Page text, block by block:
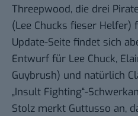
Threepwood, die drei
(Lee Chucks fieser
Update-Seite findet sich
Entwurf für Lee Chuck,
Guybrush) und natürlich
„Insult Fighting“-
Stolz merkt Guttusso an,